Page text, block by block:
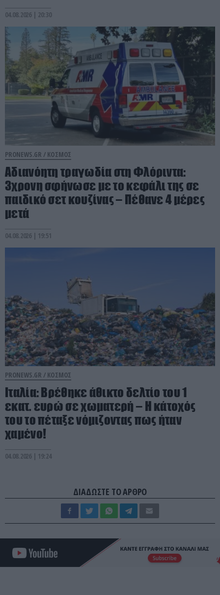
04.08.2026 | 20:30
PRONEWS.GR / ΚΟΣΜΟΣ
Αδιανόητη τραγωδία στη Φλόριντα:
3χρονη σφήνωσε με το κεφάλι της σε
παιδικό σετ κουζίνας – Πέθανε 4 μέρες
μετά
04.08.2026 | 19:51
PRONEWS.GR / ΚΟΣΜΟΣ
Ιταλία: Βρέθηκε άθικτο δελτίο του 1
εκατ. ευρώ σε χωματερή – Η κάτοχός
του το πέταξε νόμιζοντας πως ήταν
χαμένο!
04.08.2026 | 19:24
ΔΙΑΔΩΣΤΕ ΤΟ ΑΡΘΡΟ